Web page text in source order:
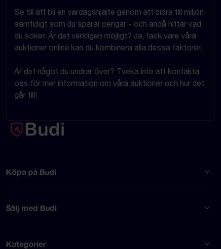
Se till att bli en vardagshjälte genom att bidra till miljön,
samtidigt som du sparar pengar - och ändå hittar vad
du söker. Är det verkligen möjligt? Ja, tack vare våra
auktioner online kan du kombinera alla dessa faktorer.
Är det något du undrar över? Tveka inte att kontakta
oss för mer information om våra auktioner och hur det
går till!
Köpa på Budi
Sälj med Budi
Kategorier